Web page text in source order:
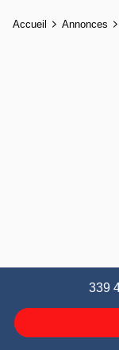
Accueil Annonces
339